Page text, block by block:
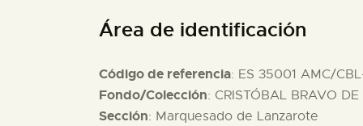
Área de identificación
Código de referencia: ES 35001 AMC/
Fondo/Colección: CRISTÓBAL BRAVO
Sección: Marquesado de Lanzarote